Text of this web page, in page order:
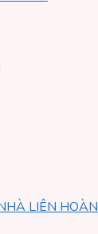
LIÊN HOÀN